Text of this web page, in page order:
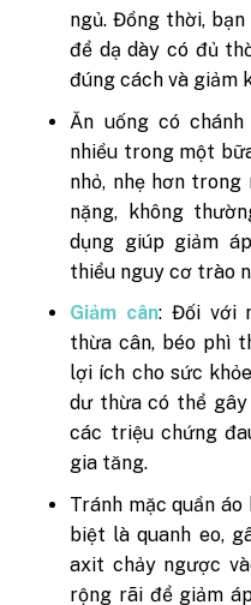
ngủ. Đồng thời,
để dạ dày có đủ
đúng cách và giảm
Ăn uống có
nhiều trong một
nhỏ, nhẹ hơn
nặng, không
dụng giúp giảm
thiểu nguy cơ trào
Giảm cân: Đối với
thừa cân, béo phì
lợi ích cho sức
dư thừa có thể
các triệu chứng
gia tăng.
Tránh mặc quần áo
biệt là quanh eo,
axit chảy ngược
rộng rãi để giảm